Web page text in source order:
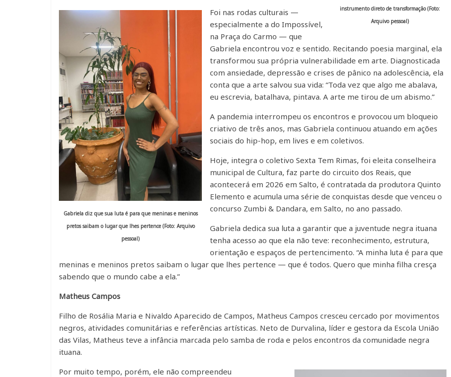
instrumento direto de transformação (Foto:
Arquivo pessoal)
Gabriela diz que sua luta é para que meninas e meninos
pretos saibam o lugar que lhes pertence (Foto: Arquivo
pessoal)
Foi nas rodas culturais —
especialmente a do Impossível,
na Praça do Carmo — que
Gabriela encontrou voz e sentido. Recitando poesia marginal, ela
transformou sua própria vulnerabilidade em arte. Diagnosticada
com ansiedade, depressão e crises de pânico na adolescência, ela
conta que a arte salvou sua vida: “Toda vez que algo me abalava,
eu escrevia, batalhava, pintava. A arte me tirou de um abismo.”
A pandemia interrompeu os encontros e provocou um bloqueio
criativo de três anos, mas Gabriela continuou atuando em ações
sociais do hip-hop, em lives e em coletivos.
Hoje, integra o coletivo Sexta Tem Rimas, foi eleita conselheira
municipal de Cultura, faz parte do circuito dos Reais, que
acontecerá em 2026 em Salto, é contratada da produtora Quinto
Elemento e acumula uma série de conquistas desde que venceu o
concurso Zumbi & Dandara, em Salto, no ano passado.
Gabriela dedica sua luta a garantir que a juventude negra ituana
tenha acesso ao que ela não teve: reconhecimento, estrutura,
orientação e espaços de pertencimento. “A minha luta é para que
meninas e meninos pretos saibam o lugar que lhes pertence — que é todos. Quero que minha filha cresça
sabendo que o mundo cabe a ela.”
Matheus Campos
Filho de Rosália Maria e Nivaldo Aparecido de Campos, Matheus Campos cresceu cercado por movimentos
negros, atividades comunitárias e referências artísticas. Neto de Durvalina, líder e gestora da Escola União
das Vilas, Matheus teve a infância marcada pelo samba de roda e pelos encontros da comunidade negra
ituana.
Por muito tempo, porém, ele não compreendeu